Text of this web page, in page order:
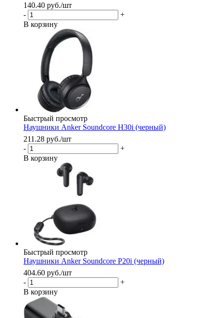
140.40 руб./шт
-
+
В корзину
Быстрый просмотр
Наушники Anker Soundcore H30i (черный)
211.28 руб./шт
-
+
В корзину
Быстрый просмотр
Наушники Anker Soundcore P20i (черный)
404.60 руб./шт
-
+
В корзину